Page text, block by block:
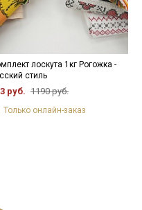
лоскута 1кг Рогожка -
стиль
руб. 1190 руб.
Только онлайн-заказ